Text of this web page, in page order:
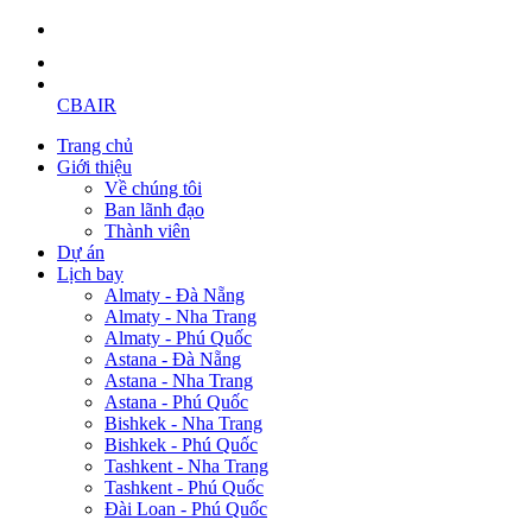
CBAIR
Trang chủ
Giới thiệu
Về chúng tôi
Ban lãnh đạo
Thành viên
Dự án
Lịch bay
Almaty - Đà Nẵng
Almaty - Nha Trang
Almaty - Phú Quốc
Astana - Đà Nẵng
Astana - Nha Trang
Astana - Phú Quốc
Bishkek - Nha Trang
Bishkek - Phú Quốc
Tashkent - Nha Trang
Tashkent - Phú Quốc
Đài Loan - Phú Quốc